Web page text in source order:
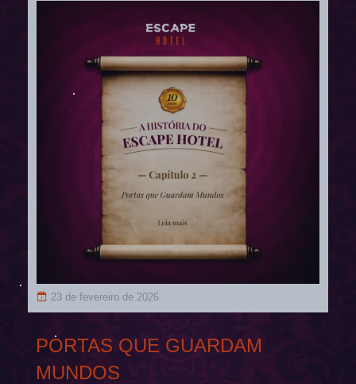
23 de fevereiro de 2026
PORTAS QUE GUARDAM
MUNDOS